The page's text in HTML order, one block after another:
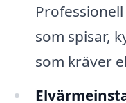
som spisar,
som kräver